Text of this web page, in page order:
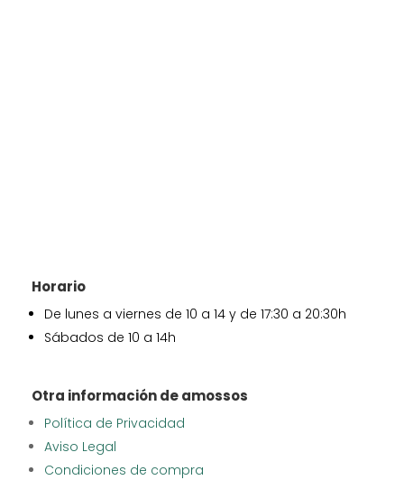
Horario
De lunes a viernes de 10 a 14 y de 17:30 a 20:30h
Sábados de 10 a 14h
Otra información de amossos
Política de Privacidad
Aviso Legal
Condiciones de compra